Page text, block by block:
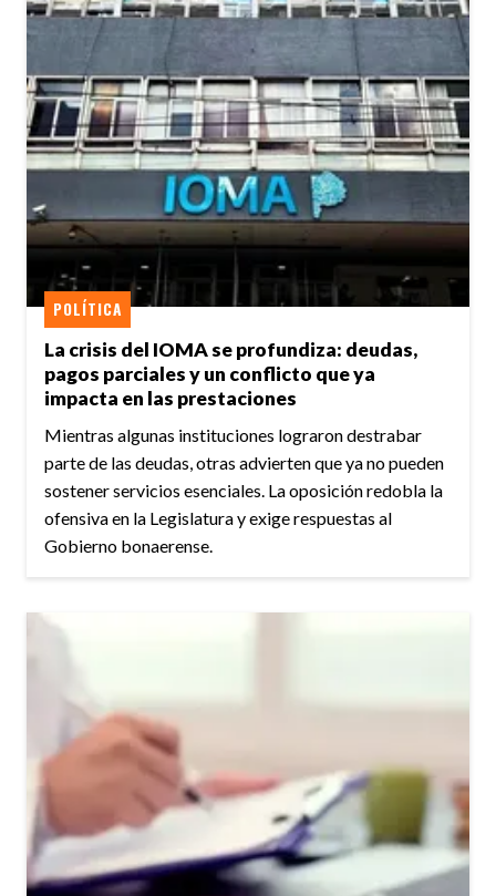
La crisis del IOMA se profundiza: deudas,
pagos parciales y un conflicto que ya
impacta en las prestaciones
POLÍTICA
Mientras algunas instituciones lograron destrabar
parte de las deudas, otras advierten que ya no pueden
sostener servicios esenciales. La oposición redobla la
ofensiva en la Legislatura y exige respuestas al
Gobierno bonaerense.